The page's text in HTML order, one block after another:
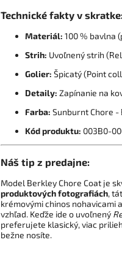
Technické fakty v
Materiál: 100 % bavlna
Strih: Uvoľnený strih
Golier: Špicatý (Point
Detaily: Zapínanie na
Farba: Sunburnt Chore -
Kód produktu: 003B0-
Náš tip z predajne:
Model Berkley Chore Coat je
produktových fotografiách,
krémovými chinos nohavicami
vzhľad. Keďže ide o uvoľnený
preferujete klasický, viac
bežne nosíte.